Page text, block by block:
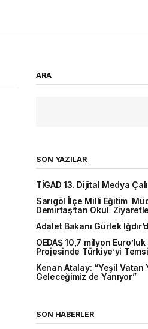
ARA
SON YAZILAR
TİGAD 13. Dijital Medya
Sarıgöl İlçe Milli Eğitim
Demirtaş’tan Okul
Adalet Bakanı Gürlek
OEDAŞ 10,7 milyon
Projesinde Türkiye’yi
Kenan Atalay: “Yeşil Vatan
Geleceğimiz de Yanıyor”
SON HABERLER